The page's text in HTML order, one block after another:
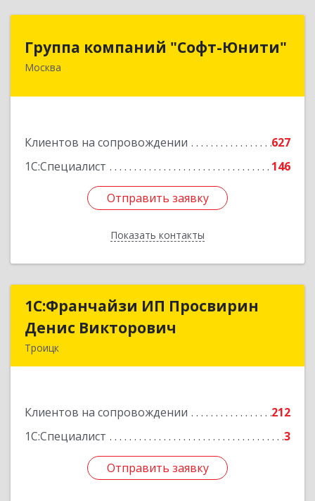
Группа компаний "Софт-Юнити"
Москва
Клиентов на сопровождении
627
1С:Специалист
146
Отправить заявку
Показать контакты
Группа компаний "Софт-Юнити"
119334, Москва г, вн.тер.г. муниципальный
Подробнее
Отправить заявку
Назад
1C:Франчайзи ИП Просвирин
Денис Викторович
Троицк
Клиентов на сопровождении
212
1С:Специалист
3
Отправить заявку
1C:Франчайзи ИП Просвирин
Денис Викторович
Подробнее
Отправить заявку